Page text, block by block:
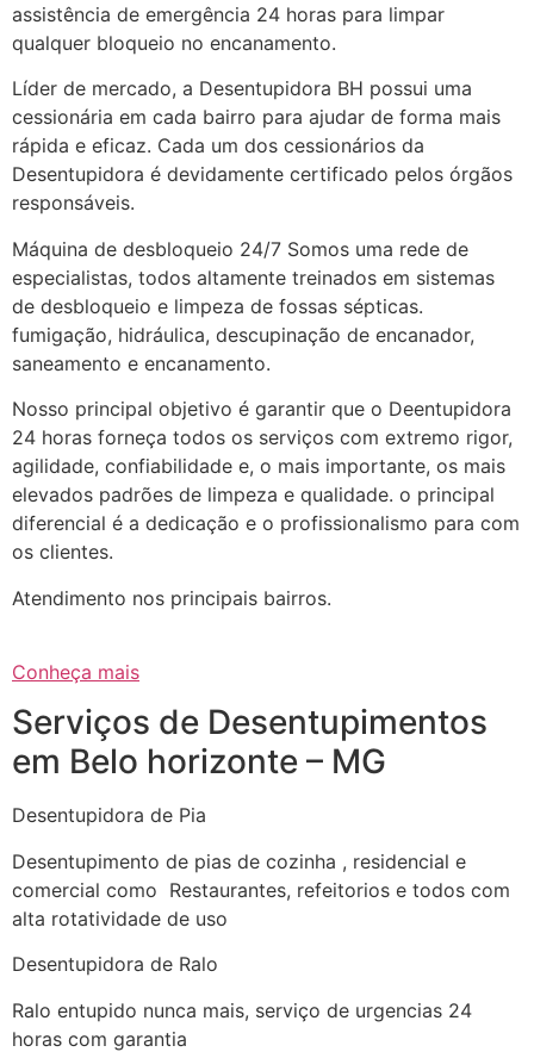
assistência de emergência 24 horas para limpar
qualquer bloqueio no encanamento.
Líder de mercado, a Desentupidora BH possui uma
cessionária em cada bairro para ajudar de forma mais
rápida e eficaz. Cada um dos cessionários da
Desentupidora é devidamente certificado pelos órgãos
responsáveis.
Máquina de desbloqueio 24/7 Somos uma rede de
especialistas, todos altamente treinados em sistemas
de desbloqueio e limpeza de fossas sépticas.
fumigação, hidráulica, descupinação de encanador,
saneamento e encanamento.
Nosso principal objetivo é garantir que o Deentupidora
24 horas forneça todos os serviços com extremo rigor,
agilidade, confiabilidade e, o mais importante, os mais
elevados padrões de limpeza e qualidade. o principal
diferencial é a dedicação e o profissionalismo para com
os clientes.
Atendimento nos principais bairros.
Conheça mais
Serviços de Desentupimentos
em Belo horizonte – MG
Desentupidora de Pia
Desentupimento de pias de cozinha , residencial e
comercial como Restaurantes, refeitorios e todos com
alta rotatividade de uso
Desentupidora de Ralo
Ralo entupido nunca mais, serviço de urgencias 24
horas com garantia